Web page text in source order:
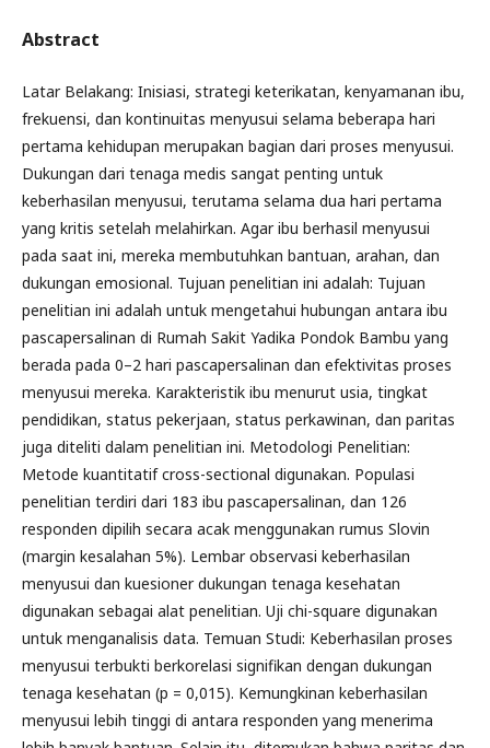
Abstract
Latar Belakang: Inisiasi, strategi keterikatan, kenyamanan ibu,
frekuensi, dan kontinuitas menyusui selama beberapa hari
pertama kehidupan merupakan bagian dari proses menyusui.
Dukungan dari tenaga medis sangat penting untuk
keberhasilan menyusui, terutama selama dua hari pertama
yang kritis setelah melahirkan. Agar ibu berhasil menyusui
pada saat ini, mereka membutuhkan bantuan, arahan, dan
dukungan emosional. Tujuan penelitian ini adalah: Tujuan
penelitian ini adalah untuk mengetahui hubungan antara ibu
pascapersalinan di Rumah Sakit Yadika Pondok Bambu yang
berada pada 0–2 hari pascapersalinan dan efektivitas proses
menyusui mereka. Karakteristik ibu menurut usia, tingkat
pendidikan, status pekerjaan, status perkawinan, dan paritas
juga diteliti dalam penelitian ini. Metodologi Penelitian:
Metode kuantitatif cross-sectional digunakan. Populasi
penelitian terdiri dari 183 ibu pascapersalinan, dan 126
responden dipilih secara acak menggunakan rumus Slovin
(margin kesalahan 5%). Lembar observasi keberhasilan
menyusui dan kuesioner dukungan tenaga kesehatan
digunakan sebagai alat penelitian. Uji chi-square digunakan
untuk menganalisis data. Temuan Studi: Keberhasilan proses
menyusui terbukti berkorelasi signifikan dengan dukungan
tenaga kesehatan (p = 0,015). Kemungkinan keberhasilan
menyusui lebih tinggi di antara responden yang menerima